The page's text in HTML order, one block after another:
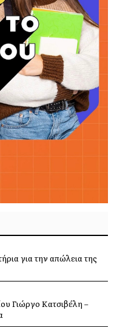
για την απώλεια της
Γιώργο Κατσιβέλη –